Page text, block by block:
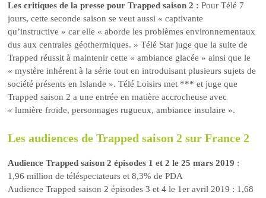
Les critiques de la presse pour Trapped saison 2 :Pour Télé 7
jours, cette seconde saison se veut aussi « captivante
qu’instructive » car elle « aborde les problèmes environnementaux
dus aux centrales géothermiques. » Télé Star juge que la suite de
Trapped réussit à maintenir cette « ambiance glacée » ainsi que le
« mystère inhérent à la série tout en introduisant plusieurs sujets de
société présents en Islande ». Télé Loisirs met *** et juge que
Trapped saison 2 a une entrée en matière accrocheuse avec
« lumière froide, personnages rugueux, ambiance insulaire ».
Les audiences de Trapped saison 2 sur France 2
Audience Trapped saison 2 épisodes 1 et 2 le 25 mars 2019 :
1,96 million de téléspectateurs et 8,3% de PDA
Audience Trapped saison 2 épisodes 3 et 4 le 1er avril 2019 : 1,68